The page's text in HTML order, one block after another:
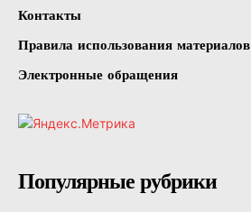
Контакты
Правила использования материалов
Электронные обращения
Популярные рубрики